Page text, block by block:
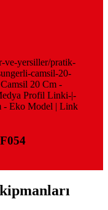
ve-yersiller/pratik-
camsil-20-
20 Cm -
Profil Linki-|-
- Eko Model | Link